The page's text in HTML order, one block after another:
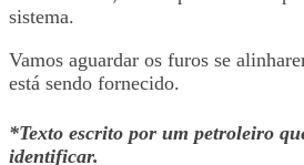
sistema.
Vamos aguardar os furos se
está sendo fornecido.
*Texto escrito por um petroleiro
identificar.